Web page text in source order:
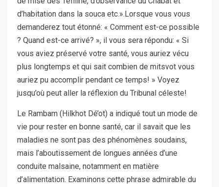
d’habitation dans la souca etc.».Lorsque vous vous
demanderez tout étonné: « Comment est-ce possible
? Quand est-ce arrivé? », il vous sera répondu: « Si
vous aviez préservé votre santé, vous auriez vécu
plus longtemps et qui sait combien de mitsvot vous
auriez pu accomplir pendant ce temps! » Voyez
jusqu’où peut aller la réflexion du Tribunal céleste!
Le Rambam (Hilkhot Dé’ot) a indiqué tout un mode de
vie pour rester en bonne santé, car il savait que les
maladies ne sont pas des phénomènes soudains,
mais l’aboutissement de longues années d’une
conduite malsaine, notamment en matière
d’alimentation. Examinons cette phrase admirable du